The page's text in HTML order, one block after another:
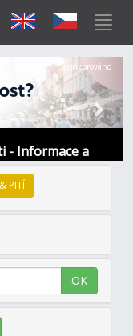
- Informace a
Další
Sponzorováno
PITÍ
OK